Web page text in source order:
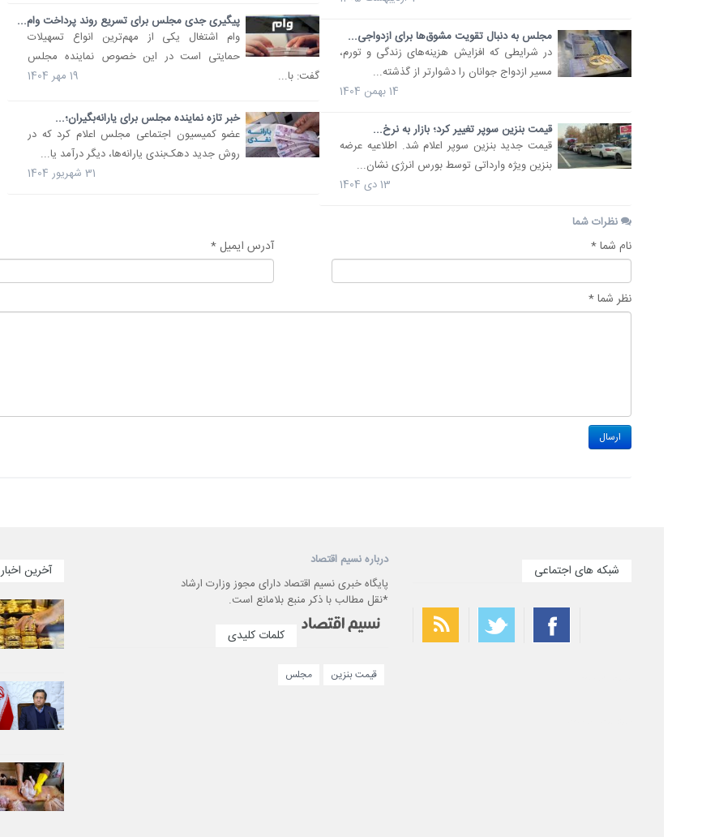
مجلس به دنبال تقویت مشوق‌ها برای ازدواجی...
در شرایطی که افزایش هزینه‌های زندگی و تورم،
مسیر ازدواج جوانان را دشوارتر از گذشته...
14 بهمن 1404
قیمت بنزین سوپر تغییر کرد؛ بازار به نرخ...
قیمت جدید بنزین سوپر اعلام شد. اطلاعیه عرضه
بنزین ویژه وارداتی توسط بورس انرژی نشان...
13 دی 1404
پیگیری جدی مجلس برای تسریع روند پرداخت وام...
وام اشتغال یکی از مهم‌ترین انواع تسهیلات
حمایتی است در این خصوص نماینده مجلس
گفت: با...
19 مهر 1404
خبر تازه نماینده مجلس برای یارانه‌بگیران؛...
عضو کمیسیون اجتماعی مجلس اعلام کرد که در
روش جدید دهک‌بندی یارانه‌ها، دیگر درآمد یا...
31 شهریور 1404
نظرات شما
آدرس ایمیل * نام شما *
نظر شما *
آخرین اخبار
درباره نسیم اقتصاد
پایگاه خبری نسیم اقتصاد دارای مجوز وزارت ارشاد
*نقل مطالب با ذکر منبع بلامانع است.
کلمات کلیدی
قیمت بنزین مجلس
شبکه های اجتماعی